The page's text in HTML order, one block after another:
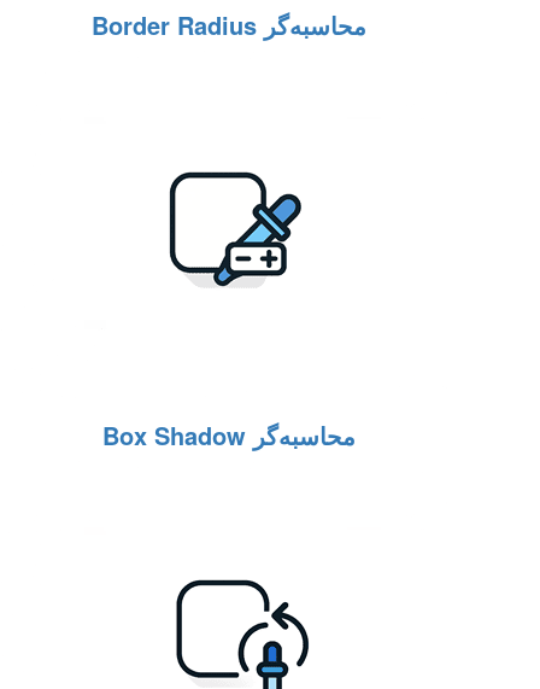
محاسبه‌گر Border Radius
محاسبه‌گر Box Shadow